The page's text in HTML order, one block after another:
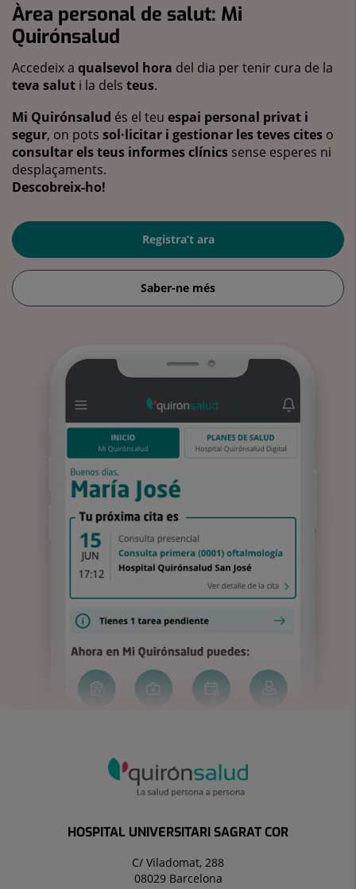
Àrea personal de salut: Mi
Quirónsalud
Accedeix a qualsevol hora del dia per tenir cura de la
teva salut i la dels teus.
Mi Quirónsalud és el teu espai personal privat i
segur, on pots sol·licitar i gestionar les teves cites o
consultar els teus informes clínics sense esperes ni
desplaçaments.
Descobreix-ho!
Registra’t ara
Saber-ne més
HOSPITAL UNIVERSITARI SAGRAT COR
C/ Viladomat, 288
08029 Barcelona